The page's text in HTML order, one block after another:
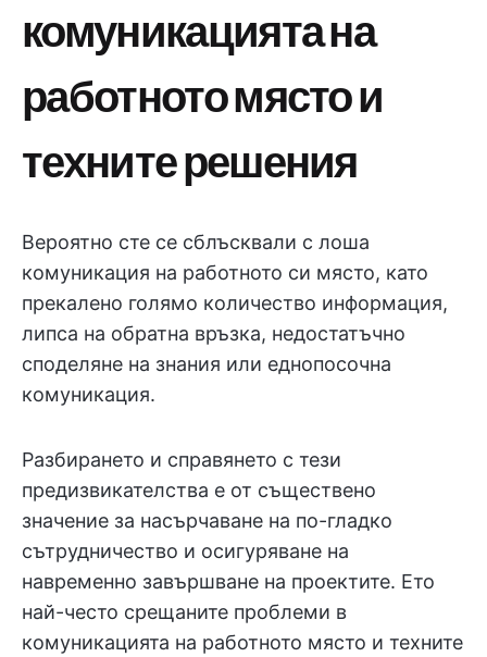
комуникацията на
работното място и
техните решения
Вероятно сте се сблъсквали с лоша
комуникация на работното си място, като
прекалено голямо количество информация,
липса на обратна връзка, недостатъчно
споделяне на знания или еднопосочна
комуникация.
Разбирането и справянето с тези
предизвикателства е от съществено
значение за насърчаване на по-гладко
сътрудничество и осигуряване на
навременно завършване на проектите. Ето
най-често срещаните проблеми в
комуникацията на работното място и техните